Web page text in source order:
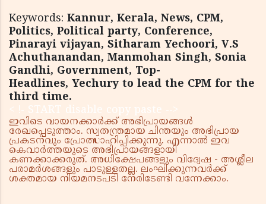
Keywords: Kannur, Kerala, News, CPM,
Politics, Political party, Conference,
Pinarayi vijayan, Sitharam Yechoori, V.S
Achuthanandan, Manmohan Singh, Sonia
Gandhi, Government, Top-
Headlines, Yechury to lead the CPM for the
third time.
< !- START disable copy paste -->
ഇവിടെ വായനക്കാർക്ക് അഭിപ്രായങ്ങൾ
രേഖപ്പെടുത്താം. സ്വതന്ത്രമായ ചിന്തയും അഭിപ്രായ
പ്രകടനവും പ്രോത്സാഹിപ്പിക്കുന്നു. എന്നാൽ ഇവ
കെവാർത്തയുടെ അഭിപ്രായങ്ങളായി
കണക്കാക്കരുത്. അധിക്ഷേപങ്ങളും വിദ്വേഷ - അശ്ലീല
പരാമർശങ്ങളും പാടുള്ളതല്ല. ലംഘിക്കുന്നവർക്ക്
ശക്തമായ നിയമനടപടി നേരിടേണ്ടി വന്നേക്കാം.